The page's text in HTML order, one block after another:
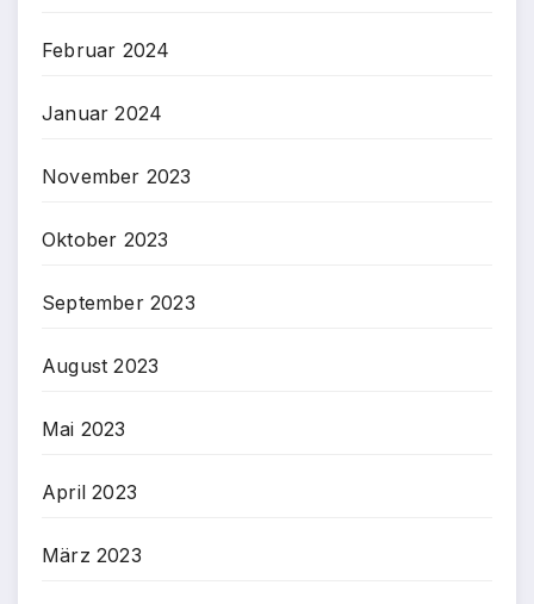
Februar 2024
Januar 2024
November 2023
Oktober 2023
September 2023
August 2023
Mai 2023
April 2023
März 2023